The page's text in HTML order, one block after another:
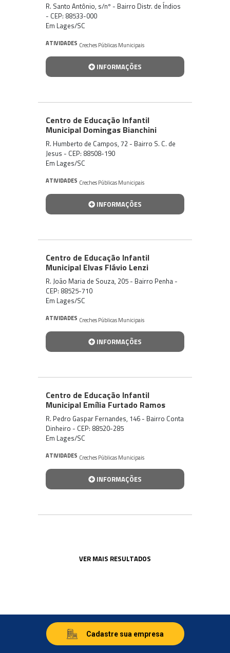
R. Santo Antônio, s/nº - Bairro Distr. de Índios
- CEP: 88533-000
Em Lages/SC
ATIVIDADES Creches Públicas Municipais
INFORMAÇÕES
Centro de Educação Infantil
Municipal Domingas Bianchini
R. Humberto de Campos, 72 - Bairro S. C. de
Jesus - CEP: 88508-190
Em Lages/SC
ATIVIDADES Creches Públicas Municipais
INFORMAÇÕES
Centro de Educação Infantil
Municipal Elvas Flávio Lenzi
R. João Maria de Souza, 205 - Bairro Penha -
CEP: 88525-710
Em Lages/SC
ATIVIDADES Creches Públicas Municipais
INFORMAÇÕES
Centro de Educação Infantil
Municipal Emília Furtado Ramos
R. Pedro Gaspar Fernandes, 146 - Bairro Conta
Dinheiro - CEP: 88520-285
Em Lages/SC
ATIVIDADES Creches Públicas Municipais
INFORMAÇÕES
VER MAIS RESULTADOS
Cadastre sua empresa